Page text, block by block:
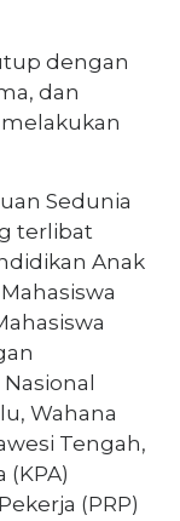
dengan
dan
Sedunia
terlibat
Anak
Wahana
Tengah,
(PRP)